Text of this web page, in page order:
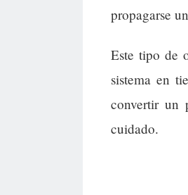
propagarse
Este tipo de
sistema en
convertir un
cuidado.